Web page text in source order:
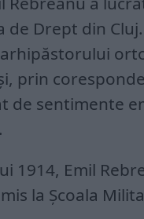
de Drept din
prin
de sentimente
1914, Emil
la Școala